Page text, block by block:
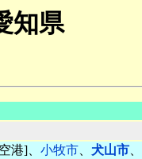
知県
港]、 小牧市、 犬山市、